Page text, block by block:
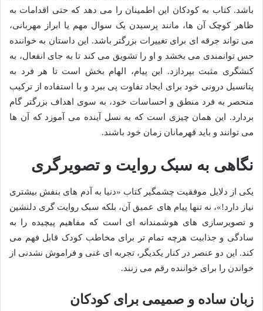
باشد. کتاب به کودکان این اطمینان را می دهد که حتی اقدامات به
ظاهر کوچک آن ها، مانند پرسیدن یک سوال مهم یا ابراز مهربانی،
می تواند جرقه ای برای تغییرات بزرگتر باشد. این داستان به خواننده
حس توانمندی می بخشد و او را تشویق می کند تا به جای انفعال، به
کنشگری مثبت بپردازد. این پیام، الهام بخش است تا هر فرد به
پتانسیل درونی خود برای ایجاد تفاوت پی ببرد و با استفاده از ترکیب
منحصر به فرد منطق و احساسات خود، به سوی اهداف بزرگتر گام
بردارد. این همان چیزی است که به نسل آینده می آموزد که آن ها
می توانند و باید قهرمانان زمان خود باشند.
نگاهی به سبک روایت و تصویرگری
یکی از دلایل موفقیت چشمگیر کتاب «دنیا به آدم های بنفش بیشتری
نیاز دارد!»، نه تنها پیام های عمیق آن، بلکه سبک روایت گری دلنشین
و تصویرسازی های هوشمندانه ای است که مفاهیم پیچیده را به
سادگی و جذابیت هرچه تمام تر برای مخاطب کودک قابل فهم می
کند. این دو عنصر در کنار یکدیگر، تجربه ای غنی و فراموش نشدنی از
خواندن را برای خواننده رقم می زنند.
زبان ساده و صمیمی برای کودکان